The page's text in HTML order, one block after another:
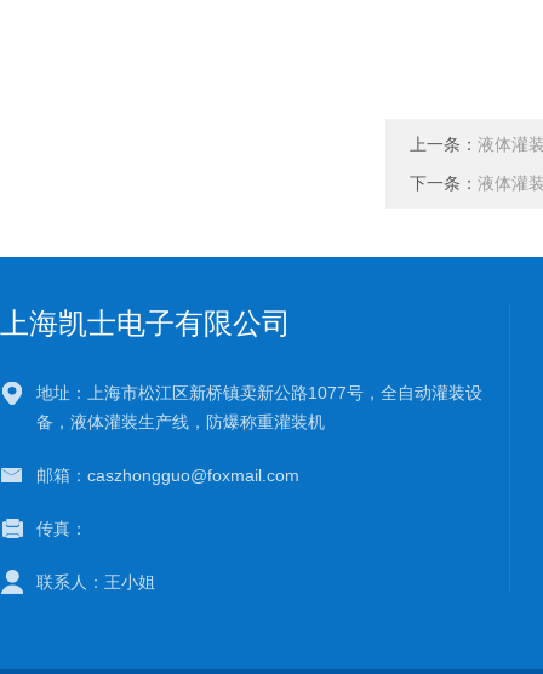
上一条： 液体灌
下一条： 液体灌
上海凯士电子有限公司
地址：上海市松江区新桥镇卖新公路1077号，全自动灌装设
备，液体灌装生产线，防爆称重灌装机
邮箱：caszhongguo@foxmail.com
传真：
联系人：王小姐